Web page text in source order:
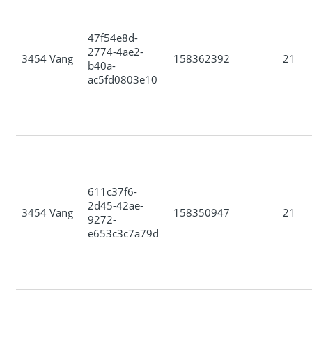
3454 Vang
47f54e8d-
2774-4ae2-
b40a-
ac5fd0803e10
158362392 21
3454 Vang
611c37f6-
2d45-42ae-
9272-
e653c3c7a79d
158350947 21